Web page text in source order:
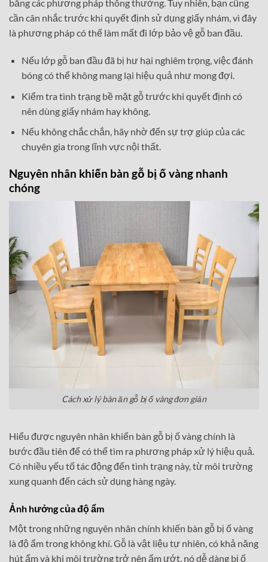
bằng các phương pháp thông thường. Tuy nhiên, bạn cũng
cần cân nhắc trước khi quyết định sử dụng giấy nhám, vì đây
là phương pháp có thể làm mất đi lớp bảo vệ gỗ ban đầu.
Nếu lớp gỗ ban đầu đã bị hư hại nghiêm trọng, việc đánh
bóng có thể không mang lại hiệu quả như mong đợi.
Kiểm tra tình trạng bề mặt gỗ trước khi quyết định có
nên dùng giấy nhám hay không.
Nếu không chắc chắn, hãy nhờ đến sự trợ giúp của các
chuyên gia trong lĩnh vực nội thất.
Nguyên nhân khiến bàn gỗ bị ố vàng nhanh
chóng
Cách xử lý bàn ăn gỗ bị ố vàng đơn giản
Hiểu được nguyên nhân khiến bàn gỗ bị ố vàng chính là
bước đầu tiên để có thể tìm ra phương pháp xử lý hiệu quả.
Có nhiều yếu tố tác động đến tình trạng này, từ môi trường
xung quanh đến cách sử dụng hàng ngày.
Ảnh hưởng của độ ẩm
Một trong những nguyên nhân chính khiến bàn gỗ bị ố vàng
là độ ẩm trong không khí. Gỗ là vật liệu tự nhiên, có khả năng
hút ẩm và khi môi trường trở nên ẩm ướt, nó dễ dàng bị ố